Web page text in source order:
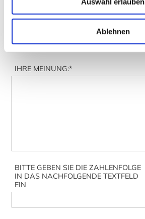
Ablehnen
IHRE MEINUNG:*
BITTE GEBEN SIE DIE ZAHLENFOLGE
IN DAS NACHFOLGENDE TEXTFELD
EIN